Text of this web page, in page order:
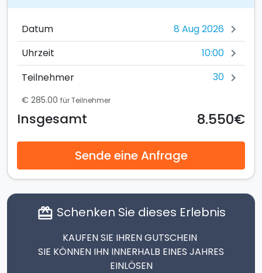
Datum chevron_right
Uhrzeit 10:00 chevron_right
Teilnehmer 30 chevron_right
€ 285.00 für Teilnehmer
Insgesamt 8.550€
Sende eine Anfrage
card_giftcard Schenken Sie dieses Erlebnis
KAUFEN SIE IHREN GUTSCHEIN
SIE KÖNNEN IHN INNERHALB EINES JAHRES
EINLÖSEN